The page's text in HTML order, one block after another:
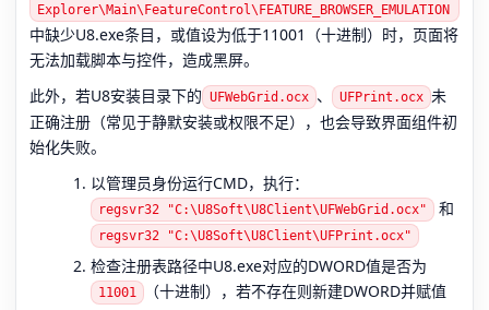
Explorer\Main\FeatureControl\FEATURE_BROWSER_EMULATION
中缺少U8.exe条目，或值设为低于11001（十进制）时，页面将
无法加载脚本与控件，造成黑屏。
此外，若U8安装目录下的 UFWebGrid.ocx 、 UFPrint.ocx 未
正确注册（常见于静默安装或权限不足），也会导致界面组件初
始化失败。
以管理员身份运行CMD，执行：
regsvr32 "C:\U8Soft\U8Client\UFWebGrid.ocx" 和
regsvr32 "C:\U8Soft\U8Client\UFPrint.ocx"
检查注册表路径中U8.exe对应的DWORD值是否为
11001
（十进制），若不存在则新建DWORD并赋值